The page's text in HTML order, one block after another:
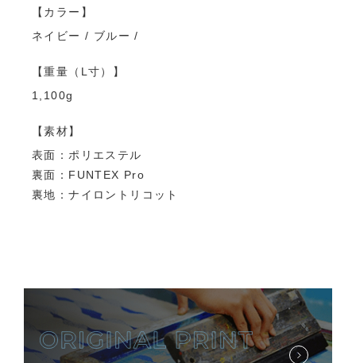
【カラー】
ネイビー / ブルー /
【重量（L寸）】
1,100g
【素材】
表面：ポリエステル
裏面：FUNTEX Pro
裏地：ナイロントリコット